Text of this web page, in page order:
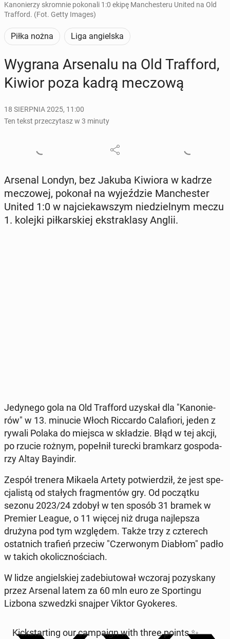
Kanonierzy skromnie pokonali 1:0 ekipę Manchesteru United na Old
Trafford. (Fot. Getty Images)
Piłka nożna Liga angielska
Wygrana Ar­se­na­lu na Old Traf­ford,
Kiwior poza kadrą meczową
18 SIERPNIA 2025, 11:00
Ten tekst przeczytasz w 3 minuty
Arsenal Londyn, bez Jakuba Kiwiora w kadrze
me­czo­wej, pokonał na wy­jeź­dzie Man­che­ster
United 1:0 w naj­cie­kaw­szym nie­dziel­nym meczu
1. kolejki pił­kar­skiej eks­tra­kla­sy Anglii.
Je­dy­ne­go gola na Old Traf­ford uzyskał dla "Ka­no­nie­
rów" w 13. minucie Włoch Ric­car­do Ca­la­fio­ri, jeden z
rywali Polaka do miejsca w skła­dzie. Błąd w tej akcji,
po rzucie rożnym, po­peł­nił turecki bram­karz go­spo­da­
rzy Altay Bay­in­dir.
Zespół trenera Mikaela Artety po­twier­dził, że jest spe­
cja­li­stą od stałych frag­men­tów gry. Od po­cząt­ku
sezonu 2023/24 zdobył w ten sposób 31 bramek w
Premier League, o 11 więcej niż druga naj­lep­sza
drużyna pod tym wzglę­dem. Także trzy z czte­rech
ostat­nich trafień przeciw "Czer­wo­nym Diabłom" padło
w takich oko­licz­no­ściach.
W lidze an­giel­skiej za­de­biu­to­wał wczoraj po­zy­ska­ny
przez Arsenal latem za 60 mln euro ze Spor­tin­gu
Lizbona szwedz­ki snajper Viktor Gy­oke­res.
Kick­star­ting our cam­pa­ign with three points ✨